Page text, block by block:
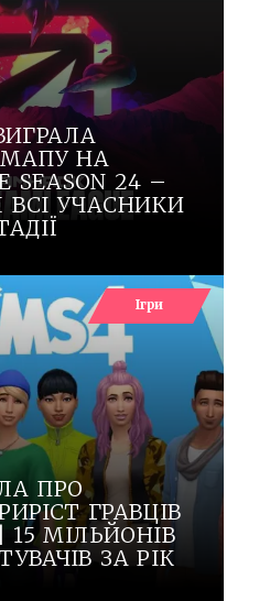
МАПУ НА
SEASON 24 –
ВСІ УЧАСНИКИ
Ігри
ПРО
ГРАВЦІВ
15 МІЛЬЙОНІВ
ЗА РІК